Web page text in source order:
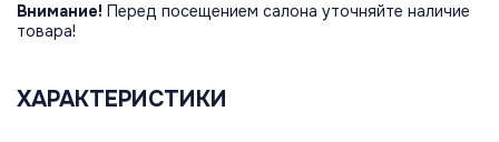
Внимание! Перед посещением салона уточняйте наличие
товара!
ХАРАКТЕРИСТИКИ